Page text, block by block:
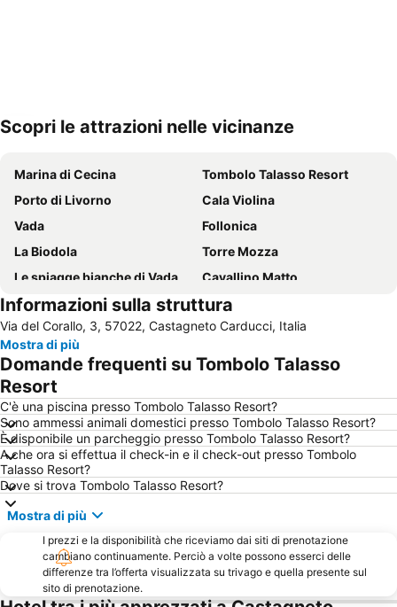
Espandi mappa
Scopri le attrazioni nelle vicinanze
Marina di Cecina
Tombolo Talasso Resort
Porto di Livorno
Cala Violina
Vada
Follonica
La Biodola
Torre Mozza
Le spiagge bianche di Vada
Cavallino Matto
Bolgheri
spiaggia di Baratti
Le Rocchette
Porto di Piombino
Procchio
Marina di Castagneto Carducci
Le Ghiaie
Acqua Village Follonica
Terme di Casciana
Marina di Bibbona Lido
Quercianella
Pratoranieri
Calafuria
Castiglioncello
Acropoli di Populonia
Lungomare
Terrazza Mascagni
Capo Bianco
Rocchette - Roccamare
Spiaggia di Antignano
Parco Costiero della Sterpaia
Informazioni sulla struttura
Via del Corallo, 3, 57022, Castagneto Carducci, Italia
Mostra di più
Domande frequenti su Tombolo Talasso
Resort
C'è una piscina presso Tombolo Talasso Resort?
Sono ammessi animali domestici presso Tombolo Talasso Resort?
È disponibile un parcheggio presso Tombolo Talasso Resort?
A che ora si effettua il check-in e il check-out presso Tombolo
Talasso Resort?
Dove si trova Tombolo Talasso Resort?
Mostra di più
I prezzi e la disponibilità che riceviamo dai siti di prenotazione
cambiano continuamente. Perciò a volte possono esserci delle
differenze tra l’offerta visualizzata su trivago e quella presente sul
sito di prenotazione.